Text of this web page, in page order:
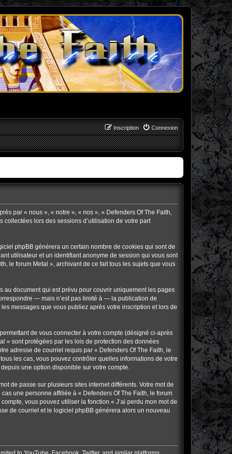
Connexion
Inscription
par « nous », « notre », « nos », « Defenders Of The Faith,
collectées lors des sessions d’utilisation de votre part
phpBB génèrera un certain nombre de cookies qui sont de
utilisateur et un identifiant anonyme de session qui vous sont
le forum Metal », archivant de ce fait tous les sujets que vous
au document qui est prévu pour couvrir uniquement les pages
— mais n’est pas limité à — la publication de
messages que vous publiez après votre inscription et lors de
de vous connecter à votre compte (désigné ci-après
» sont protégées par les lois de protection des données
adresse de courriel requis par « Defenders Of The Faith, le
les cas, vous pouvez contrôler quelles informations de votre
une option disponible sur votre compte.
de passe sur plusieurs sites internet différents. Votre mot de
une personne affiliée à « Defenders Of The Faith, le forum
vous pouvez utiliser la fonction « J’ai perdu mon mot de
de courriel et le logiciel phpBB générera alors un nouveau